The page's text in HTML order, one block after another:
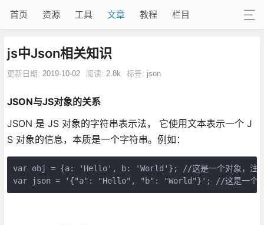
首页 资源 工具 文章 教程 栏目
js中Json相关知识
更新日期: 2019-10-02 阅读: 2.8k 标签: json
JSON与JS对象的关系
JSON 是 JS 对象的字符串表示法， 它使用文本表示一个 J
S 对象的信息，本质是一个字符串。例如：
var obj = {a: 'Hello', b: 'World'}; //这是一个对象，注意键
var json = '{"a": "Hello", "b": "World"}'; //这是一个 JSON